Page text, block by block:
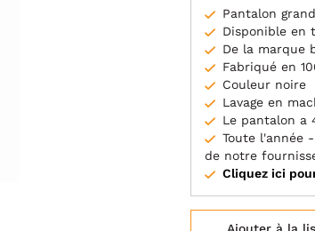
Pantalon
Disponible en
De la marque
Fabriqué en
Couleur noire
Lavage en
Le pantalon a
Toute l'année
de notre
Cliquez ici
Ajouter à la